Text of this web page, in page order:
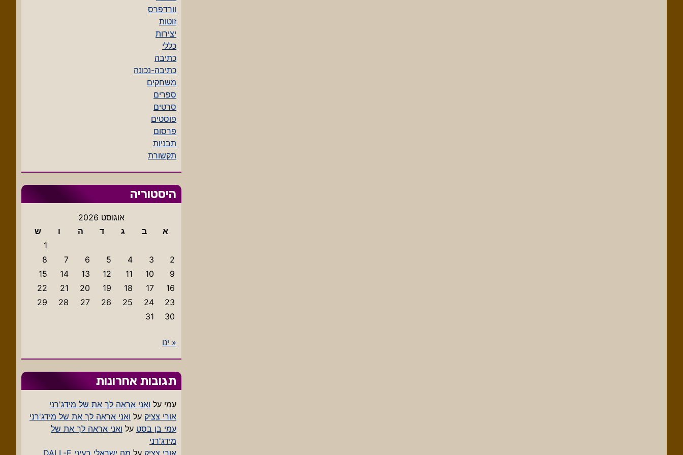
וורדפרס
זוטות
יצירות
כללי
כתיבה
כתיבה-נכונה
משחקים
ספרים
סרטים
פוסטים
פרסום
תבניות
תקשורת
היסטוריה
אוגוסט 2026
א
ב ג ד ה ו
ש
1
2
3
4
5
6
7
8
9
10
11
12
13
14
15
16
17
18
19
20
21
22
23
24
25
26
27
28
29
30
31
« ינו
תגובות אחרונות
עמי על ואני אראה לך את של מידג'רני
אורי צציק על ואני אראה לך את של מידג'רני
עמי בן בסט על ואני אראה לך את של
מידג'רני